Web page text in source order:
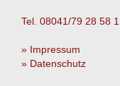
Tel. 08041/79 28 58 1
» Impressum
» Datenschutz